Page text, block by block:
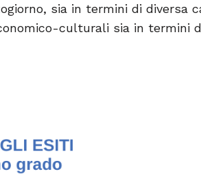
sia in termini di diversa
culturali sia in termini